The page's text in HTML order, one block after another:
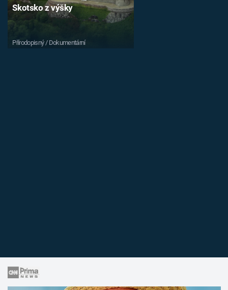
Skotsko z výšky
Přírodopisný / Dokumentární